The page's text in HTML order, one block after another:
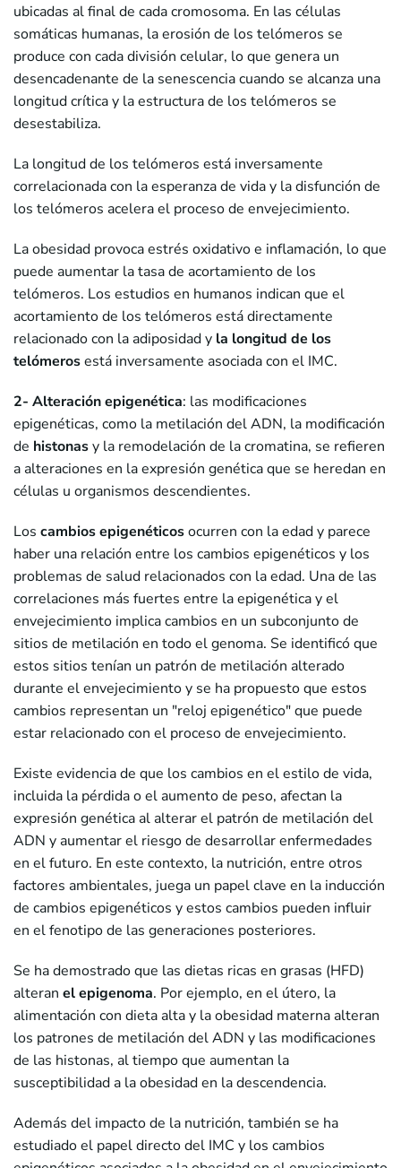
ubicadas al final de cada cromosoma. En las células
somáticas humanas, la erosión de los telómeros se
produce con cada división celular, lo que genera un
desencadenante de la senescencia cuando se alcanza una
longitud crítica y la estructura de los telómeros se
desestabiliza.
La longitud de los telómeros está inversamente
correlacionada con la esperanza de vida y la disfunción de
los telómeros acelera el proceso de envejecimiento.
La obesidad provoca estrés oxidativo e inflamación, lo que
puede aumentar la tasa de acortamiento de los
telómeros. Los estudios en humanos indican que el
acortamiento de los telómeros está directamente
relacionado con la adiposidad y la longitud de los
telómerosestá inversamente asociada con el IMC.
2- Alteración epigenética: las modificaciones
epigenéticas, como la metilación del ADN, la modificación
de histonasy la remodelación de la cromatina, se refieren
a alteraciones en la expresión genética que se heredan en
células u organismos descendientes.
Los cambios epigenéticosocurren con la edad y parece
haber una relación entre los cambios epigenéticos y los
problemas de salud relacionados con la edad. Una de las
correlaciones más fuertes entre la epigenética y el
envejecimiento implica cambios en un subconjunto de
sitios de metilación en todo el genoma. Se identificó que
estos sitios tenían un patrón de metilación alterado
durante el envejecimiento y se ha propuesto que estos
cambios representan un "reloj epigenético" que puede
estar relacionado con el proceso de envejecimiento.
Existe evidencia de que los cambios en el estilo de vida,
incluida la pérdida o el aumento de peso, afectan la
expresión genética al alterar el patrón de metilación del
ADN y aumentar el riesgo de desarrollar enfermedades
en el futuro. En este contexto, la nutrición, entre otros
factores ambientales, juega un papel clave en la inducción
de cambios epigenéticos y estos cambios pueden influir
en el fenotipo de las generaciones posteriores.
Se ha demostrado que las dietas ricas en grasas (HFD)
alteran el epigenoma. Por ejemplo, en el útero, la
alimentación con dieta alta y la obesidad materna alteran
los patrones de metilación del ADN y las modificaciones
de las histonas, al tiempo que aumentan la
susceptibilidad a la obesidad en la descendencia.
Además del impacto de la nutrición, también se ha
estudiado el papel directo del IMC y los cambios